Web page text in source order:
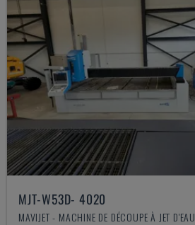
MJT-W53D- 4020
MAVIJET - MACHINE DE DÉCOUPE À JET D'EAU